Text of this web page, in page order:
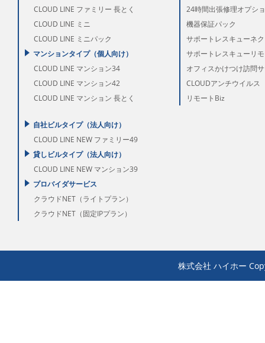
CLOUD LINE ファミリー 長とく
CLOUD LINE ミニ
CLOUD LINE ミニパック
マンションタイプ（個人向け）
CLOUD LINE マンション34
CLOUD LINE マンション42
CLOUD LINE マンション 長とく
自社ビルタイプ（法人向け）
CLOUD LINE NEW ファミリー49
貸しビルタイプ（法人向け）
CLOUD LINE NEW マンション39
プロバイダサービス
クラウドNET（ライトプラン）
クラウドNET（固定IPプラン）
24時間出張修理オプシ
機器保証パック
サポートレスキューネ
サポートレスキューリ
オフィスかけつけ訪問
CLOUDアンチウイルス
リモートBiz
株式会社 ハイホー